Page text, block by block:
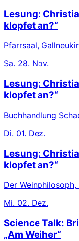
Lesung:
klopfet an?“
Pfarrsaal,
Sa. 28. Nov.
Lesung:
klopfet an?“
Buchhandlung
Di. 01. Dez.
Lesung:
klopfet an?“
Der
Mi. 02. Dez.
Science Talk:
„Am Weiher“